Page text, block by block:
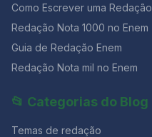
Como Escrever uma Redação
Redação Nota 1000 no Enem
Guia de Redação Enem
Redação Nota mil no Enem
📂 Categorias do Blog
Temas de redação